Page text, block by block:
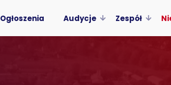
Ogłoszenia Audycje Zespół